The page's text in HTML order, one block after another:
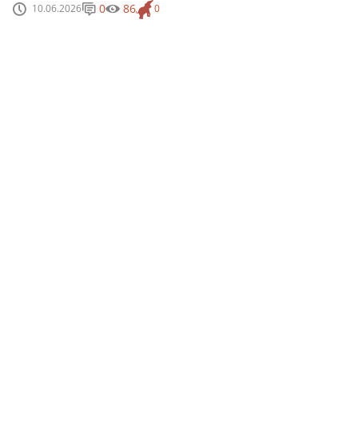
10.06.2026 0
0 86